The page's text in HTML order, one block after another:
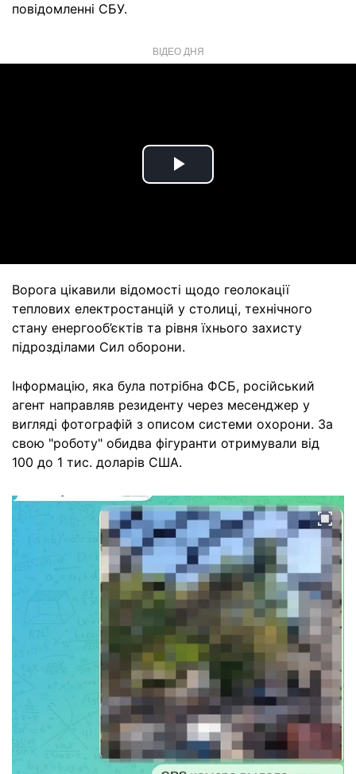
повідомленні СБУ.
ВІДЕО ДНЯ
Play
Ворога цікавили відомості щодо геолокації
теплових електростанцій у столиці, технічного
стану енергооб’єктів та рівня їхнього захисту
підрозділами Сил оборони.
Інформацію, яка була потрібна ФСБ, російський
агент направляв резиденту через месенджер у
вигляді фотографій з описом системи охорони. За
свою "роботу" обидва фігуранти отримували від
100 до 1 тис. доларів США.